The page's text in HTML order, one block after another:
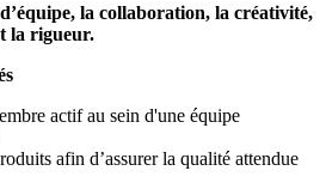
la collaboration, la créativité,
la rigueur.
actif au sein d'une équipe
afin d’assurer la qualité attendue